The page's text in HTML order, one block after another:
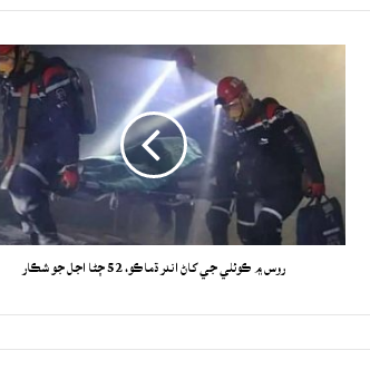
روس ۾ ڪوئلي جي کاڻ اندر ڌماڪو، 52 ڄڻا اجل جو شڪار